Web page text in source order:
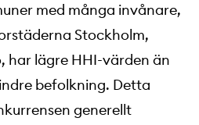
med många invånare,
Stockholm,
har lägre HHI-värden än
befolkning. Detta
generellt